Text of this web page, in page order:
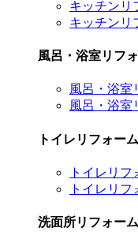
キッチンリ
キッチンリ
風呂・浴室リフ
風呂・浴室
風呂・浴室
トイレリフォーム
トイレリ
トイレリフ
洗面所リフォーム